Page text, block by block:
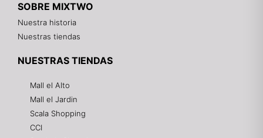
SOBRE MIXTWO
Nuestra historia
Nuestras tiendas
NUESTRAS TIENDAS
Mall el Alto
Mall el Jardin
Scala Shopping
CCI